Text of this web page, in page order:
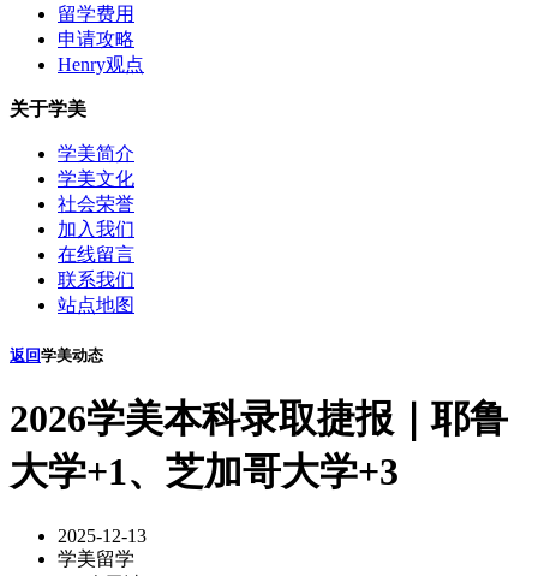
留学费用
申请攻略
Henry观点
关于学美
学美简介
学美文化
社会荣誉
加入我们
在线留言
联系我们
站点地图
返回学美动态
2026学美本科录取捷报｜耶鲁
大学+1、芝加哥大学+3
2025-12-13
学美留学